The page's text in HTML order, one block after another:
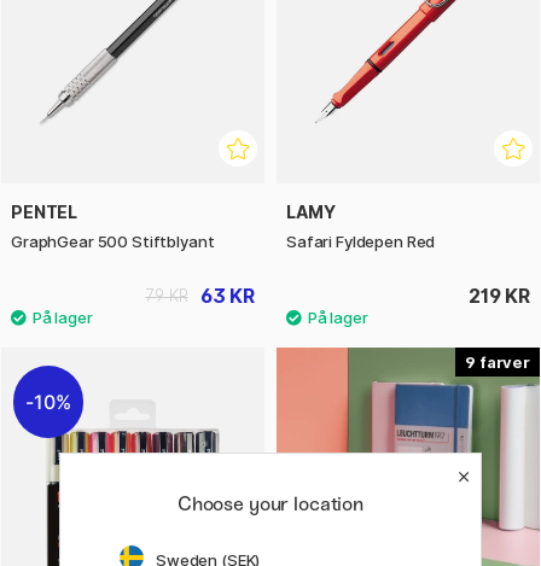
PENTEL
GraphGear 500 Stiftblyant
63 KR
79 KR
LAMY
Safari Fyldepen Red
219 KR
10%
9
Choose your location
Sweden (SEK)